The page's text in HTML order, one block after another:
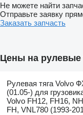
Не можете найти
Отправьте заявку
Заказать запчасть
Цены на рулевые
Рулевая тяга Volvo
(01.05-) для
Volvo FH12, FH16,
FH, VNL780 (1993-